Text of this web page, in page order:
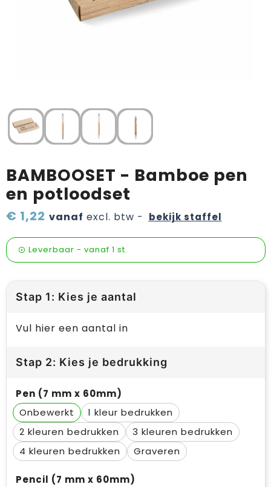
Verzorging & welness
Wijn, bier en proeverij
Zomerpakketten
BAMBOOSET - Bamboe pen
en potloodset
€ 1,22 vanaf excl. btw - bekijk staffel
Leverbaar - vanaf 1 st.
Stap 1: Kies je aantal
Vul hier een aantal in
Stap 2: Kies je bedrukking
Pen (7 mm x 60mm)
Onbewerkt
1
2
3
4
Graveren
Pencil (7 mm x 60mm)